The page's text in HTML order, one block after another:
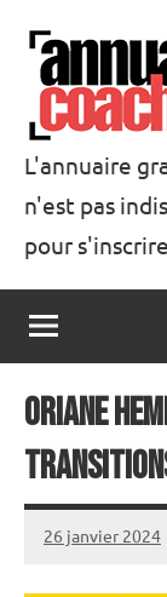
contenu
L'annuaire
n'est pas
pour
Oriane
26 janvier 2024
annuairecoaching